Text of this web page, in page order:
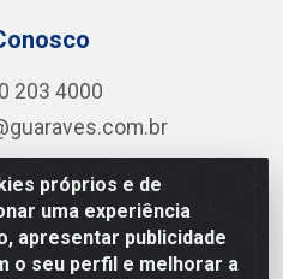
próprios e de
uma experiência
apresentar publicidade
o seu perfil e melhorar a
203 4000
N - Zona Rural, Guarabira/PB
12.727.145/0001-78